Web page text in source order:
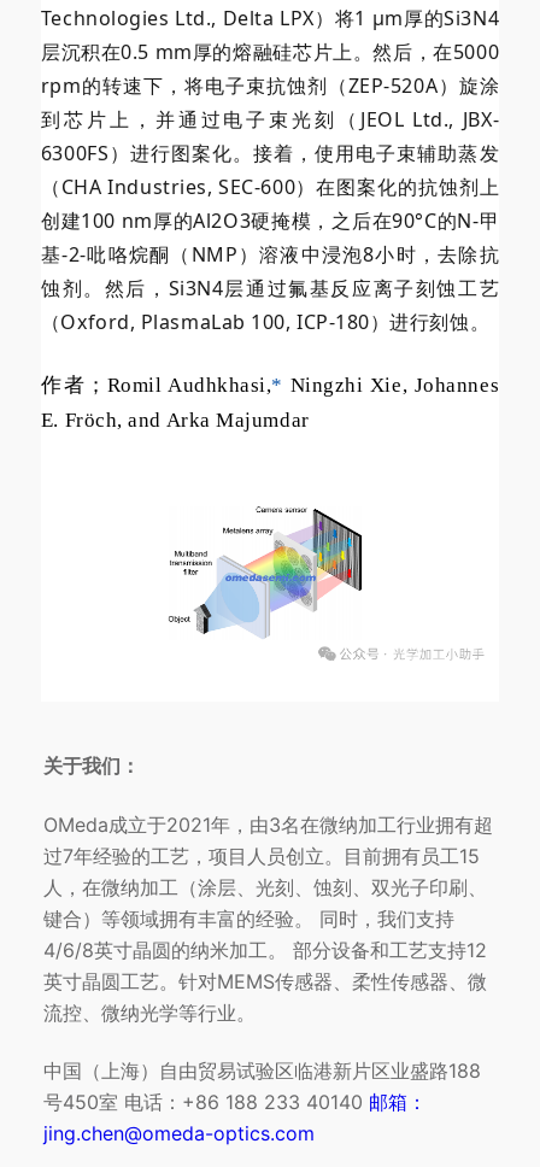
Technologies Ltd., Delta LPX）将1 μm厚的Si3N4
层沉积在0.5 mm厚的熔融硅芯片上。然后，在5000
rpm的转速下，将电子束抗蚀剂（ZEP-520A）旋涂
到芯片上，并通过电子束光刻（JEOL Ltd., JBX-
6300FS）进行图案化。接着，使用电子束辅助蒸发
（CHA Industries, SEC-600）在图案化的抗蚀剂上
创建100 nm厚的Al2O3硬掩模，之后在90°C的N-甲
基-2-吡咯烷酮（NMP）溶液中浸泡8小时，去除抗
蚀剂。然后，Si3N4层通过氟基反应离子刻蚀工艺
（Oxford, PlasmaLab 100, ICP-180）进行刻蚀。
作者；Romil Audhkhasi,* Ningzhi Xie, Johannes
E. Fröch, and Arka Majumdar
关于我们：
OMeda成立于2021年，由3名在微纳加工行业拥有超
过7年经验的工艺，项目人员创立。目前拥有员工15
人，在微纳加工（涂层、光刻、蚀刻、双光子印刷、
键合）等领域拥有丰富的经验。 同时，我们支持
4/6/8英寸晶圆的纳米加工。 部分设备和工艺支持12
英寸晶圆工艺。针对MEMS传感器、柔性传感器、微
流控、微纳光学等行业。
中国（上海）自由贸易试验区临港新片区业盛路188
号450室 电话：+86 188 233 40140 邮箱：
jing.chen@omeda-optics.com